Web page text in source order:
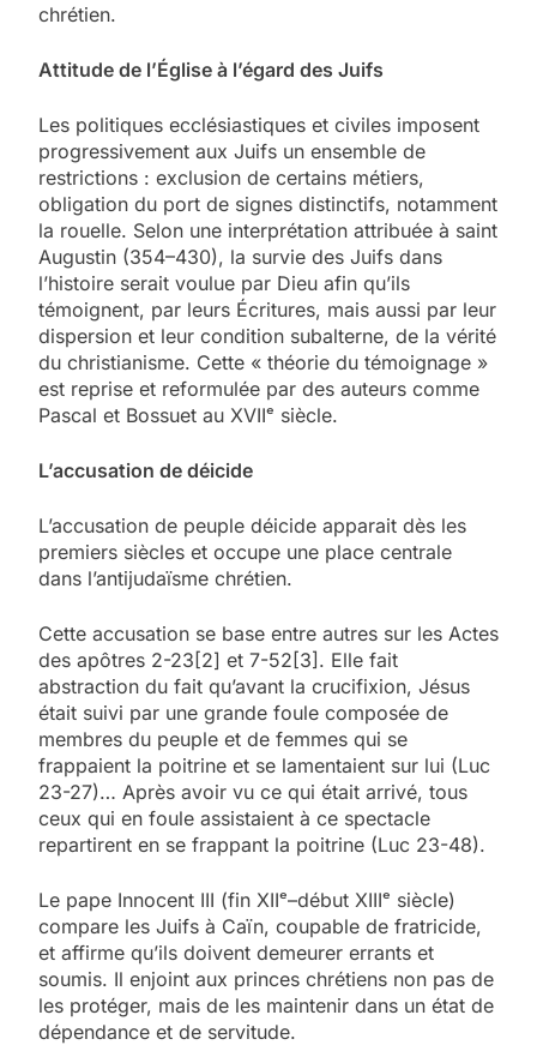
chrétien.
Attitude de l’Église à l’égard des Juifs
Les politiques ecclésiastiques et civiles imposent
progressivement aux Juifs un ensemble de
restrictions : exclusion de certains métiers,
obligation du port de signes distinctifs, notamment
la rouelle. Selon une interprétation attribuée à saint
Augustin (354–430), la survie des Juifs dans
l’histoire serait voulue par Dieu afin qu’ils
témoignent, par leurs Écritures, mais aussi par leur
dispersion et leur condition subalterne, de la vérité
du christianisme. Cette « théorie du témoignage »
est reprise et reformulée par des auteurs comme
Pascal et Bossuet au XVIIᵉ siècle.
L’accusation de déicide
L’accusation de peuple déicide apparait dès les
premiers siècles et occupe une place centrale
dans l’antijudaïsme chrétien.
Cette accusation se base entre autres sur les Actes
des apôtres 2-23[2] et 7-52[3]. Elle fait
abstraction du fait qu’avant la crucifixion, Jésus
était suivi par une grande foule composée de
membres du peuple et de femmes qui se
frappaient la poitrine et se lamentaient sur lui (Luc
23-27)… Après avoir vu ce qui était arrivé, tous
ceux qui en foule assistaient à ce spectacle
repartirent en se frappant la poitrine (Luc 23-48).
Le pape Innocent III (fin XIIᵉ–début XIIIᵉ siècle)
compare les Juifs à Caïn, coupable de fratricide,
et affirme qu’ils doivent demeurer errants et
soumis. Il enjoint aux princes chrétiens non pas de
les protéger, mais de les maintenir dans un état de
dépendance et de servitude.